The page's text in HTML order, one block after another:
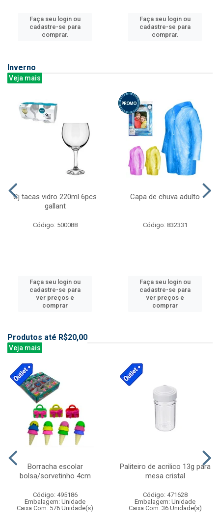
Faça seu login ou
cadastre-se para
comprar.
Faça seu login ou
cadastre-se para
comprar.
Inverno
Veja mais
Cj tacas vidro 220ml 6pcs
gallant
Código: 500088
Faça seu login ou
cadastre-se para
ver preços e
comprar
Capa de chuva adulto
Código: 832331
Faça seu login ou
cadastre-se para
ver preços e
comprar
Produtos até R$20,00
Veja mais
Borracha escolar
bolsa/sorvetinho 4cm
Código: 495186
Embalagem: Unidade
Caixa Com: 576 Unidade(s)
Paliteiro de acrilico 13g para
mesa cristal
Código: 471628
Embalagem: Unidade
Caixa Com: 36 Unidade(s)